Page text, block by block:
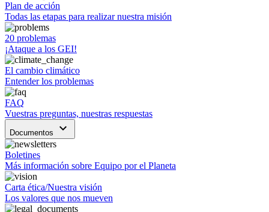
Plan de acción
Todas las etapas para realizar nuestra misión
20 problemas
¡Ataque a los GEI!
El cambio climático
Entender los problemas
FAQ
Vuestras preguntas, nuestras respuestas
Documentos keyboard_arrow_down
Boletines
Más información sobre Equipo por el Planeta
Carta ética/Nuestra visión
Los valores que nos mueven